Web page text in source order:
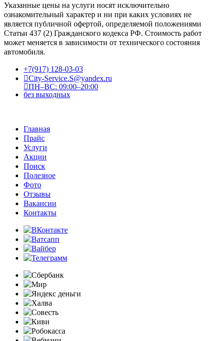
Указанные цены на услуги носят исключительно
ознакомительный характер и ни при каких условиях не
является публичной офертой, определяемой положениями
Статьи 437 (2) Гражданского кодекса РФ. Стоимость работ
может меняется в зависимости от технического состояния
автомобиля.
+7(917) 128-03-03
City-Service.S@yandex.ru
ПН–ВС: 09:00–20:00
без выходных
Главная
Прайс
Услуги
Акции
Поиск
Полезное
Фото
Отзывы
Вакансии
Контакты